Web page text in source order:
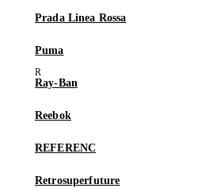
Prada Linea Rossa
Puma
Ray-Ban
Reebok
REFERENC
Retrosuperfuture